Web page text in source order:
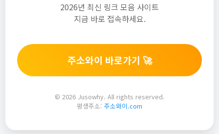
2026년 최신 링크 모음 사이트
지금 바로 접속하세요.
주소와이 바로가기 🚀
© 2026 Jusowhy. All rights reserved.
평생주소: 주소와이.com